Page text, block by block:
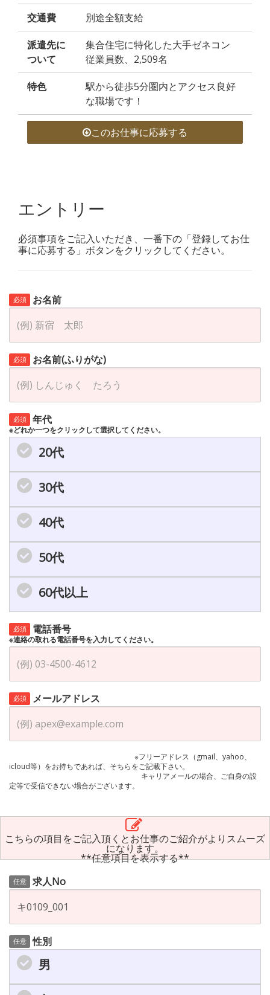
交通費 別途全額支給
派遣先に
ついて
集合住宅に特化した大手ゼネコン
従業員数、2,509名
特色
駅から徒歩5分圏内とアクセス良好
な職場です！
このお仕事に応募する
エントリー
必須事項をご記入いただき、一番下の「登録してお仕
事に応募する」ボタンをクリックしてください。
必須 お名前
必須 お名前(ふりがな)
必須 年代
※どれか一つをクリックして選択してください。
20代
30代
40代
50代
60代以上
必須 電話番号
※連絡の取れる電話番号を入力してください。
必須 メールアドレス
※フリーアドレス（gmail、yahoo、
icloud等）をお持ちであれば、そちらをご記載下さい。
キャリアメールの場合、ご自身の設
定等で受信できない場合がございます。
こちらの項目をご記入頂くとお仕事のご紹介がよりスムーズ
になります。
**任意項目を表示する**
任意 求人No
任意 性別
男